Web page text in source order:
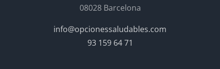
08028 Barcelona
info@opcionessaludables.com
93 159 64 71